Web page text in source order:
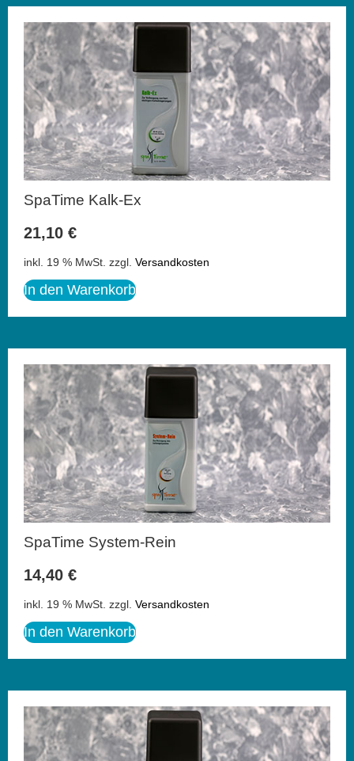
SpaTime Kalk-Ex
21,10 €
inkl. 19 % MwSt. zzgl. Versandkosten
In den Warenkorb
SpaTime System-Rein
14,40 €
inkl. 19 % MwSt. zzgl. Versandkosten
In den Warenkorb